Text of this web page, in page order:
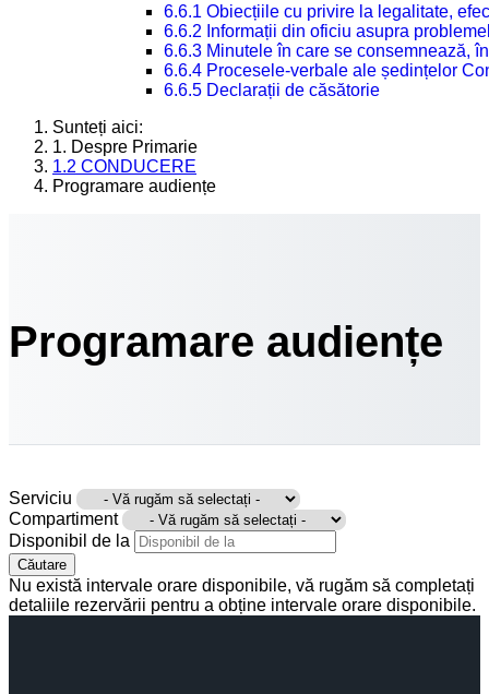
6.6.1 Obiecțiile cu privire la legalitate,
6.6.2 Informații din oficiu asupra
6.6.3 Minutele în care se consemnează,
6.6.4 Procesele-verbale ale ședințelor
6.6.5 Declarații de căsătorie
Sunteți aici:
1. Despre Primarie
1.2 CONDUCERE
Programare audiențe
Programare audiențe
Serviciu
Compartiment
Disponibil de la
Căutare
Nu există intervale orare disponibile, vă rugăm să completați
detaliile rezervării pentru a obține intervale orare disponibile.